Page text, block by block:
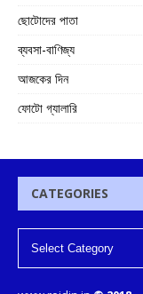
ছোটোদের পাতা
ব্যবসা-বাণিজ্য
আজকের দিন
ফোটো গ্যালারি
CATEGORIES